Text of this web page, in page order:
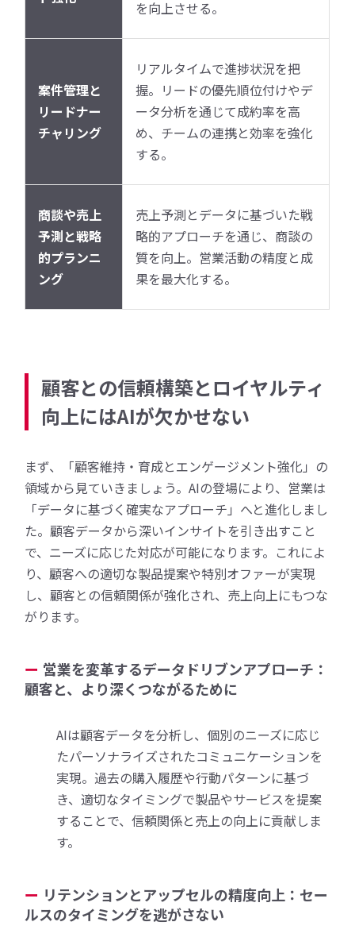
を向上させる。
案件管理と
リードナー
チャリング
リアルタイムで進捗状況を把
握。リードの優先順位付けやデ
ータ分析を通じて成約率を高
め、チームの連携と効率を強化
する。
商談や売上
予測と戦略
的プランニ
ング
売上予測とデータに基づいた戦
略的アプローチを通じ、商談の
質を向上。営業活動の精度と成
果を最大化する。
顧客との信頼構築とロイヤルティ
向上にはAIが欠かせない
まず、「顧客維持・育成とエンゲージメント強化」の
領域から見ていきましょう。AIの登場により、営業は
「データに基づく確実なアプローチ」へと進化しまし
た。顧客データから深いインサイトを引き出すこと
で、ニーズに応じた対応が可能になります。これによ
り、顧客への適切な製品提案や特別オファーが実現
し、顧客との信頼関係が強化され、売上向上にもつな
がります。
営業を変革するデータドリブンアプローチ：
顧客と、より深くつながるために
AIは顧客データを分析し、個別のニーズに応じ
たパーソナライズされたコミュニケーションを
実現。過去の購入履歴や行動パターンに基づ
き、適切なタイミングで製品やサービスを提案
することで、信頼関係と売上の向上に貢献しま
す。
リテンションとアップセルの精度向上：セー
ルスのタイミングを逃がさない